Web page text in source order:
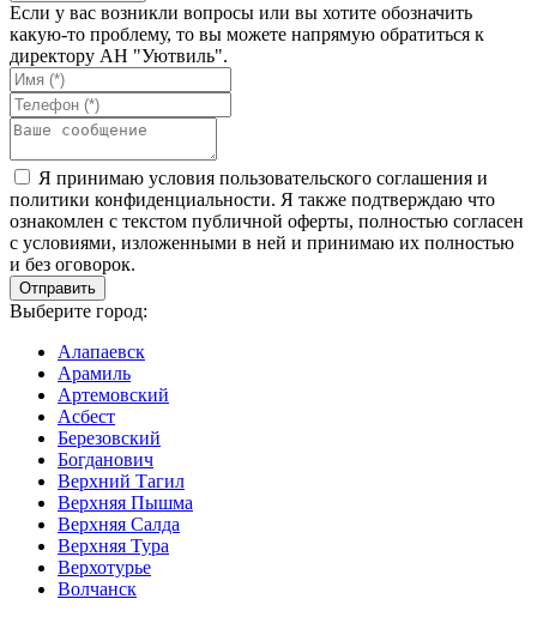
Если у вас возникли вопросы или вы хотите обозначить
какую-то проблему, то вы можете напрямую обратиться к
директору АН "Уютвиль".
Я принимаю условия пользовательского соглашения и
политики конфиденциальности. Я также подтверждаю что
ознакомлен с текстом публичной оферты, полностью согласен
с условиями, изложенными в ней и принимаю их полностью
и без оговорок.
Выберите город:
Алапаевск
Арамиль
Артемовский
Асбест
Березовский
Богданович
Верхний Тагил
Верхняя Пышма
Верхняя Салда
Верхняя Тура
Верхотурье
Волчанск